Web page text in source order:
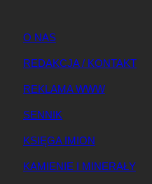
O NAS
REDAKCJA / KONTAKT
REKLAMA WWW
SENNIK
KSIĘGA IMION
KAMIENIE I MINERAŁY